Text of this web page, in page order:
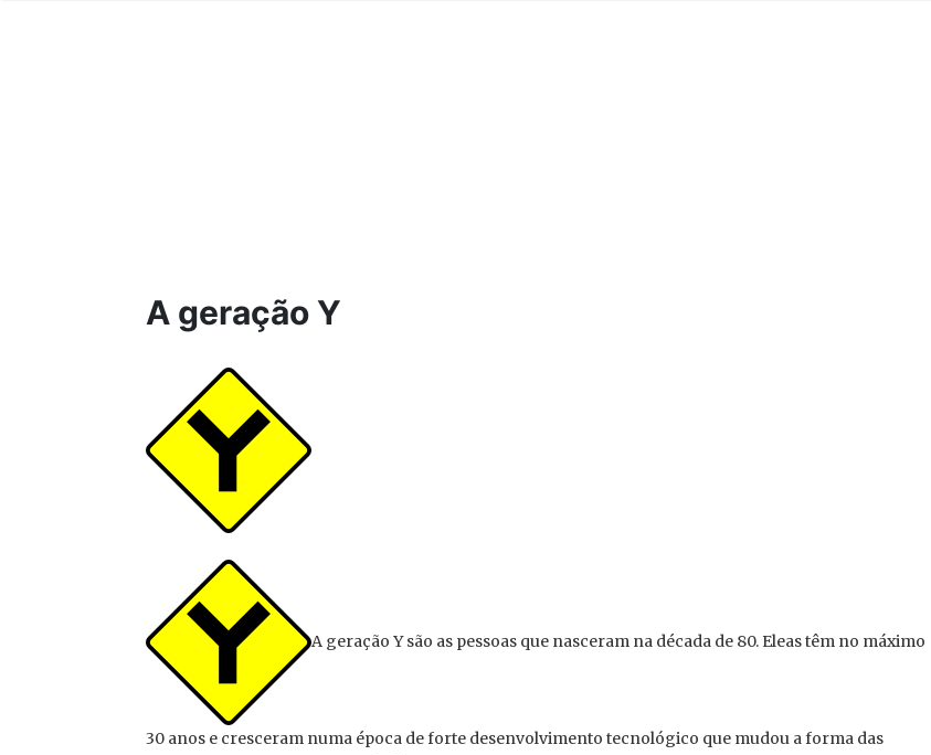
A geração Y
A geração Y são as pessoas que nasceram na década de 80. Eleas têm no máximo
30 anos e cresceram numa época de forte desenvolvimento tecnológico que mudou a forma das